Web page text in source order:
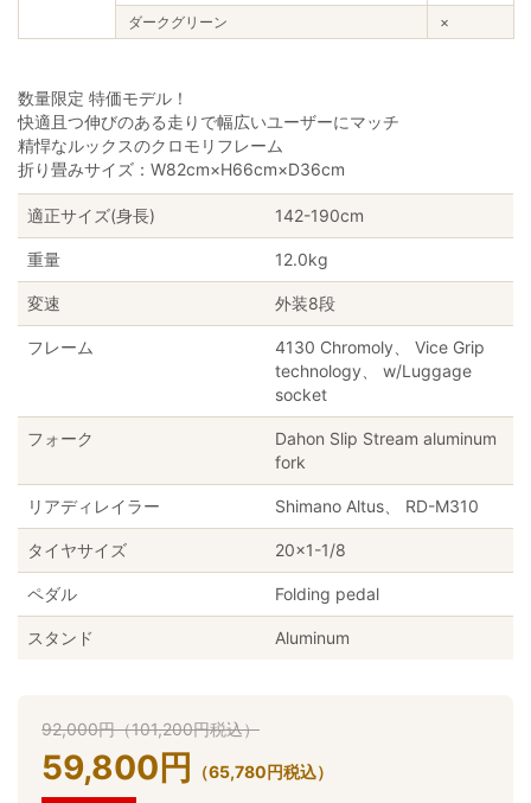
ダークグリーン
×
数量限定 特価モデル！
快適且つ伸びのある走りで幅広いユーザーにマッチ
精悍なルックスのクロモリフレーム
折り畳みサイズ：W82cm×H66cm×D36cm
適正サイズ(身長) 142-190cm
重量 12.0kg
変速 外装8段
フレーム
4130 Chromoly、 Vice Grip
technology、 w/Luggage
socket
フォーク
Dahon Slip Stream aluminum
fork
リアディレイラー Shimano Altus、 RD-M310
タイヤサイズ 20×1-1/8
ペダル Folding pedal
スタンド Aluminum
92,000円（101,200円税込）
59,800 円 （65,780円税込）